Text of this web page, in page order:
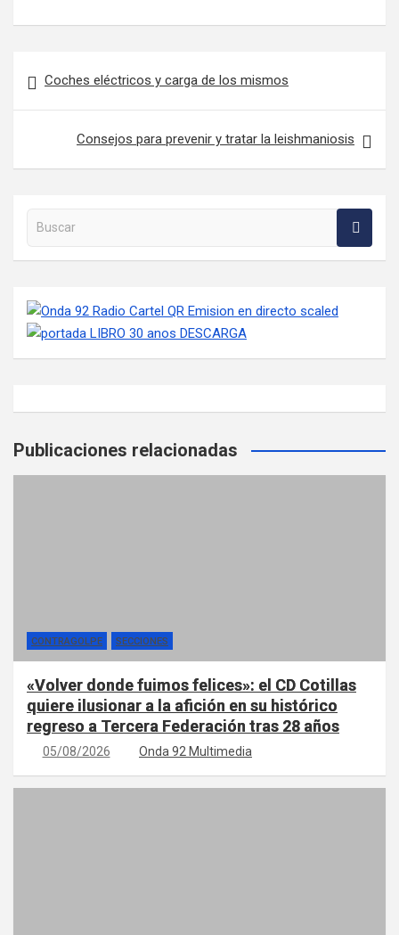
Coches eléctricos y carga de los mismos
Consejos para prevenir y tratar la leishmaniosis
Buscar en la web
Publicaciones relacionadas
CONTRAGOLPE SECCIONES
«Volver donde fuimos felices»: el CD Cotillas
quiere ilusionar a la afición en su histórico
regreso a Tercera Federación tras 28 años
05/08/2026 Onda 92 Multimedia